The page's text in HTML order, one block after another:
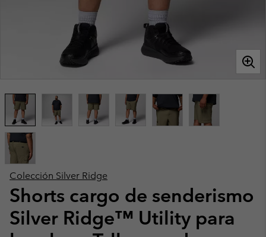
Colección Silver Ridge
Shorts cargo de senderismo
Silver Ridge™ Utility para